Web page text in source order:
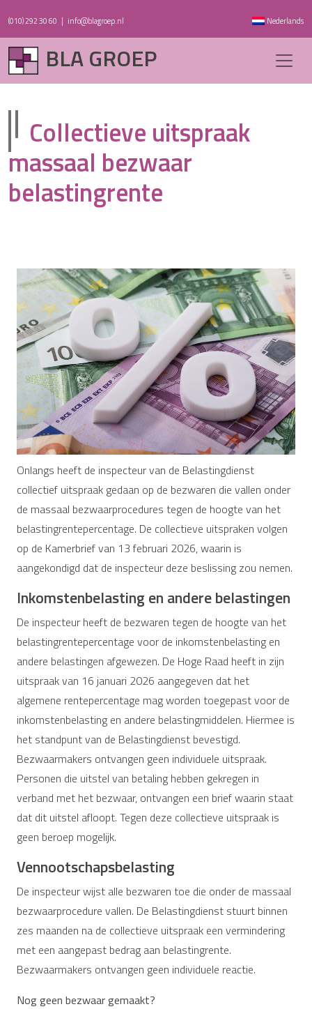
(010) 292 30 60 | info@blagroep.nl Nederlands
BLA GROEP
Collectieve uitspraak
massaal bezwaar
belastingrente
Onlangs heeft de inspecteur van de Belastingdienst
collectief uitspraak gedaan op de bezwaren die vallen onder
de massaal bezwaarprocedures tegen de hoogte van het
belastingrentepercentage. De collectieve uitspraken volgen
op de Kamerbrief van 13 februari 2026, waarin is
aangekondigd dat de inspecteur deze beslissing zou nemen.
Inkomstenbelasting en andere belastingen
De inspecteur heeft de bezwaren tegen de hoogte van het
belastingrentepercentage voor de inkomstenbelasting en
andere belastingen afgewezen. De Hoge Raad heeft in zijn
uitspraak van 16 januari 2026 aangegeven dat het
algemene rentepercentage mag worden toegepast voor de
inkomstenbelasting en andere belastingmiddelen. Hiermee is
het standpunt van de Belastingdienst bevestigd.
Bezwaarmakers ontvangen geen individuele uitspraak.
Personen die uitstel van betaling hebben gekregen in
verband met het bezwaar, ontvangen een brief waarin staat
dat dit uitstel afloopt. Tegen deze collectieve uitspraak is
geen beroep mogelijk.
Vennootschapsbelasting
De inspecteur wijst alle bezwaren toe die onder de massaal
bezwaarprocedure vallen. De Belastingdienst stuurt binnen
zes maanden na de collectieve uitspraak een vermindering
met een aangepast bedrag aan belastingrente.
Bezwaarmakers ontvangen geen individuele reactie.
Nog geen bezwaar gemaakt?